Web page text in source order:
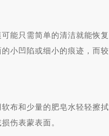
能只需简单的清洁就能恢复
小凹陷或细小的痕迹，而较
布和少量的肥皂水轻轻擦拭
伤表蒙表面。